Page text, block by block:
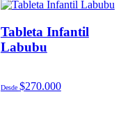
Tableta Infantil
Labubu
Desde $270.000